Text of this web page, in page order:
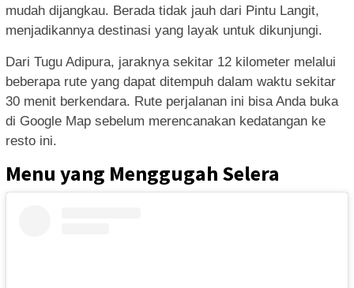
mudah dijangkau. Berada tidak jauh dari Pintu Langit,
menjadikannya destinasi yang layak untuk dikunjungi.
Dari Tugu Adipura, jaraknya sekitar 12 kilometer melalui
beberapa rute yang dapat ditempuh dalam waktu sekitar
30 menit berkendara. Rute perjalanan ini bisa Anda buka
di Google Map sebelum merencanakan kedatangan ke
resto ini.
Menu yang Menggugah Selera